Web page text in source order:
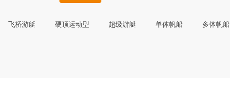
飞桥游艇 硬顶运动型 超级游艇 单体帆船 多体帆船